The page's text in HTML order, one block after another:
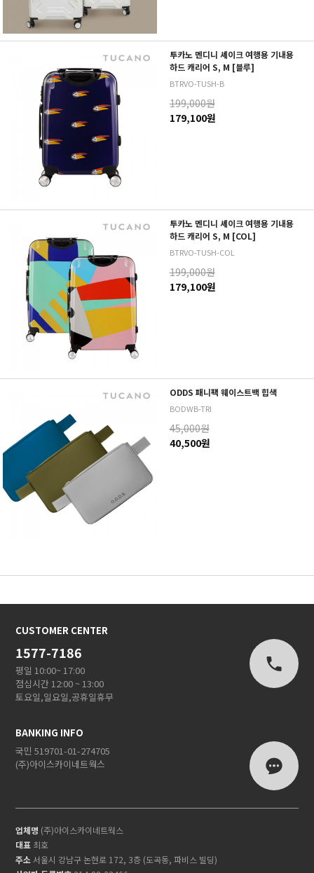
투카노 멘디니 셰이크 여행용 기내용
하드 캐리어 S, M [블루]
BTRVO-TUSH-B
199,000원
179,100원
투카노 멘디니 셰이크 여행용 기내용
하드 캐리어 S, M [COL]
BTRVO-TUSH-COL
199,000원
179,100원
ODDS 패니팩 웨이스트백 힙색
BODWB-TRI
45,000원
40,500원
CUSTOMER CENTER
1577-7186
평일 10:00~ 17:00
점심시간 12:00 ~ 13:00
토요일,일요일,공휴일휴무
BANKING INFO
국민 519701-01-274705
(주)아이스카이네트웍스
업체명 (주)아이스카이네트웍스
대표 최호
주소서울시 강남구 논현로 172, 3층 (도곡동, 파비스 빌딩)